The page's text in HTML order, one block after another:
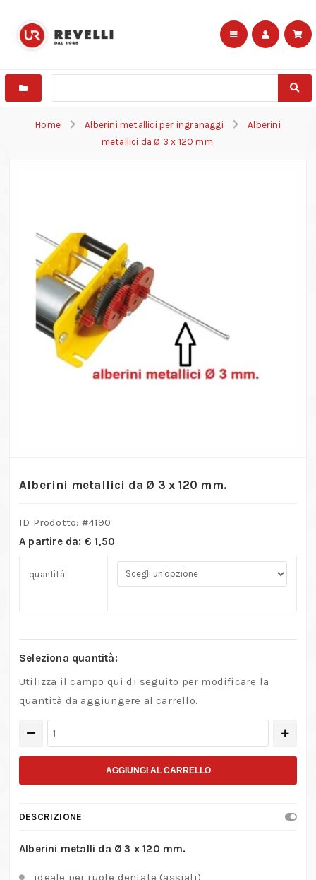
Home Alberini metallici per ingranaggi
Alberini
metallici da Ø 3 x 120 mm.
Alberini metallici da Ø 3 x 120 mm.
ID Prodotto: #4190
A partire da: € 1,50
quantità
Seleziona quantità:
Utilizza il campo qui di seguito per modificare la
quantità da aggiungere al carrello.
Alberini
metallici
Ø
x
120
AGGIUNGI AL CARRELLO
DESCRIZIONE
Alberini metalli da Ø 3 x 120 mm.
ideale per ruote dentate (assiali)